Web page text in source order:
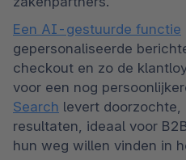
Een AI-gestuurde functie
gepersonaliseerde
checkout en zo de
voor een nog
Search levert
resultaten, ideaal voor
hun weg willen vinden in